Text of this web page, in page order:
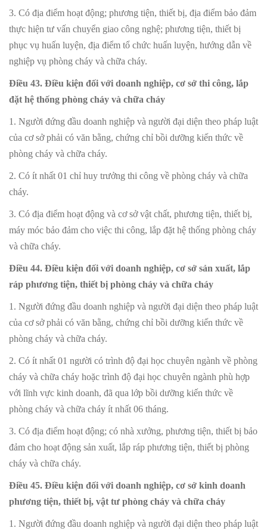
3. Có địa điểm hoạt động; phương tiện, thiết bị, địa điểm bảo đảm
thực hiện tư vấn chuyển giao công nghệ; phương tiện, thiết bị
phục vụ huấn luyện, địa điểm tổ chức huấn luyện, hướng dẫn về
nghiệp vụ phòng cháy và chữa cháy.
Điều 43. Điều kiện đối với doanh nghiệp, cơ sở thi công, lắp
đặt hệ thống phòng cháy và chữa cháy
1. Người đứng đầu doanh nghiệp và người đại diện theo pháp luật
của cơ sở phải có văn bằng, chứng chỉ bồi dưỡng kiến thức về
phòng cháy và chữa cháy.
2. Có ít nhất 01 chỉ huy trưởng thi công về phòng cháy và chữa
cháy.
3. Có địa điểm hoạt động và cơ sở vật chất, phương tiện, thiết bị,
máy móc bảo đảm cho việc thi công, lắp đặt hệ thống phòng cháy
và chữa cháy.
Điều 44. Điều kiện đối với doanh nghiệp, cơ sở sản xuất, lắp
ráp phương tiện, thiết bị phòng cháy và chữa cháy
1. Người đứng đầu doanh nghiệp và người đại diện theo pháp luật
của cơ sở phải có văn bằng, chứng chỉ bồi dưỡng kiến thức về
phòng cháy và chữa cháy.
2. Có ít nhất 01 người có trình độ đại học chuyên ngành về phòng
cháy và chữa cháy hoặc trình độ đại học chuyên ngành phù hợp
với lĩnh vực kinh doanh, đã qua lớp bồi dưỡng kiến thức về
phòng cháy và chữa cháy ít nhất 06 tháng.
3. Có địa điểm hoạt động; có nhà xưởng, phương tiện, thiết bị bảo
đảm cho hoạt động sản xuất, lắp ráp phương tiện, thiết bị phòng
cháy và chữa cháy.
Điều 45. Điều kiện đối với doanh nghiệp, cơ sở kinh doanh
phương tiện, thiết bị, vật tư phòng cháy và chữa cháy
1. Người đứng đầu doanh nghiệp và người đại diện theo pháp luật